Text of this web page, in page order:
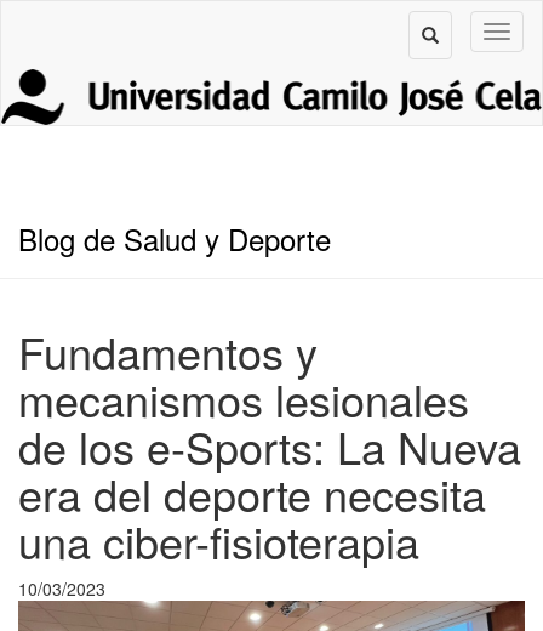
Blog de Salud y Deporte
Fundamentos y
mecanismos lesionales
de los e-Sports: La Nueva
era del deporte necesita
una ciber-fisioterapia
10/03/2023